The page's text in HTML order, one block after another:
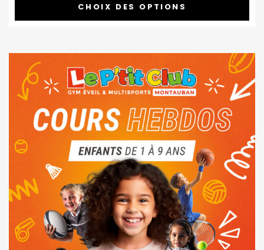
50,00 €
100,00 €
CHOIX DES OPTIONS